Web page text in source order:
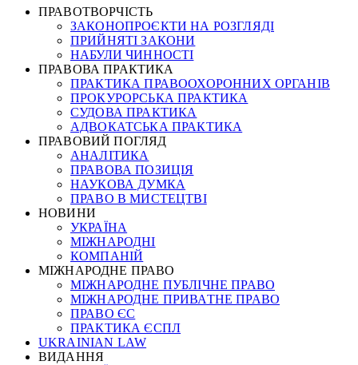
ПРАВОТВОРЧІСТЬ
ЗАКОНОПРОЄКТИ НА РОЗГЛЯДІ
ПРИЙНЯТІ ЗАКОНИ
НАБУЛИ ЧИННОСТІ
ПРАВОВА ПРАКТИКА
ПРАКТИКА ПРАВООХОРОННИХ ОРГАНІВ
ПРОКУРОРСЬКА ПРАКТИКА
СУДОВА ПРАКТИКА
АДВОКАТСЬКА ПРАКТИКА
ПРАВОВИЙ ПОГЛЯД
АНАЛІТИКА
ПРАВОВА ПОЗИЦІЯ
НАУКОВА ДУМКА
ПРАВО В МИСТЕЦТВІ
НОВИНИ
УКРАЇНА
МІЖНАРОДНІ
КОМПАНІЙ
МІЖНАРОДНЕ ПРАВО
МІЖНАРОДНЕ ПУБЛІЧНЕ ПРАВО
МІЖНАРОДНЕ ПРИВАТНЕ ПРАВО
ПРАВО ЄС
ПРАКТИКА ЄСПЛ
UKRAINIAN LAW
ВИДАННЯ